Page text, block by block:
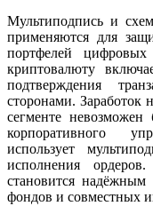
Мультиподпись и
применяются для
портфелей
криптовалюту
подтверждения
сторонами. Заработок
сегменте
корпоративного
использует
исполнения
становится
фондов и совместных